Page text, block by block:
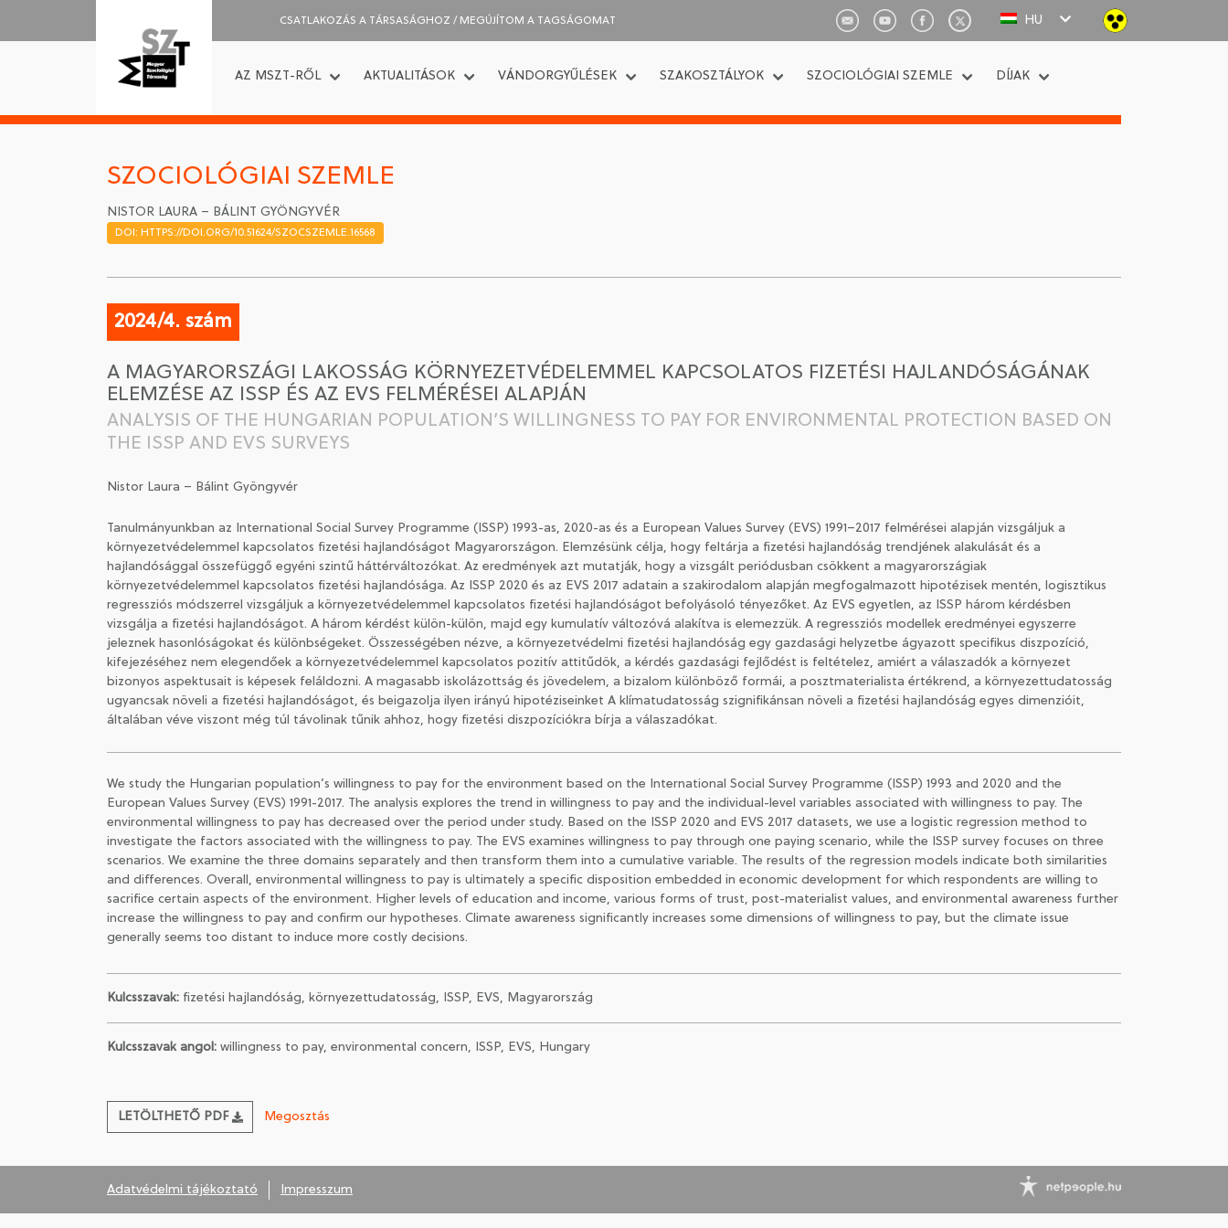
CSATLAKOZÁS A TÁRSASÁGHOZ / MEGÚJÍTOM A TAGSÁGOMAT HU
AZ MSZT-RŐL AKTUALITÁSOK VÁNDORGYŰLÉSEK SZAKOSZTÁLYOK SZOCIOLÓGIAI SZEMLE DÍJAK
SZOCIOLÓGIAI SZEMLE
NISTOR LAURA – BÁLINT GYÖNGYVÉR
DOI: HTTPS://DOI.ORG/10.51624/SZOCSZEMLE.16568
2024/4. szám
A MAGYARORSZÁGI LAKOSSÁG KÖRNYEZETVÉDELEMMEL KAPCSOLATOS FIZETÉSI HAJLANDÓSÁGÁNAK
ELEMZÉSE AZ ISSP ÉS AZ EVS FELMÉRÉSEI ALAPJÁN
ANALYSIS OF THE HUNGARIAN POPULATION’S WILLINGNESS TO PAY FOR ENVIRONMENTAL PROTECTION BASED ON
THE ISSP AND EVS SURVEYS
Nistor Laura – Bálint Gyöngyvér
Tanulmányunkban az International Social Survey Programme (ISSP) 1993-as, 2020-as és a European Values Survey (EVS) 1991–2017 felmérései alapján vizsgáljuk a
környezetvédelemmel kapcsolatos fizetési hajlandóságot Magyarországon. Elemzésünk célja, hogy feltárja a fizetési hajlandóság trendjének alakulását és a
hajlandósággal összefüggő egyéni szintű háttérváltozókat. Az eredmények azt mutatják, hogy a vizsgált periódusban csökkent a magyarországiak
környezetvédelemmel kapcsolatos fizetési hajlandósága. Az ISSP 2020 és az EVS 2017 adatain a szakirodalom alapján megfogalmazott hipotézisek mentén, logisztikus
regressziós módszerrel vizsgáljuk a környezetvédelemmel kapcsolatos fizetési hajlandóságot befolyásoló tényezőket. Az EVS egyetlen, az ISSP három kérdésben
vizsgálja a fizetési hajlandóságot. A három kérdést külön-külön, majd egy kumulatív változóvá alakítva is elemezzük. A regressziós modellek eredményei egyszerre
jeleznek hasonlóságokat és különbségeket. Összességében nézve, a környezetvédelmi fizetési hajlandóság egy gazdasági helyzetbe ágyazott specifikus diszpozíció,
kifejezéséhez nem elegendőek a környezetvédelemmel kapcsolatos pozitív attitűdök, a kérdés gazdasági fejlődést is feltételez, amiért a válaszadók a környezet
bizonyos aspektusait is képesek feláldozni. A magasabb iskolázottság és jövedelem, a bizalom különböző formái, a posztmaterialista értékrend, a környezettudatosság
ugyancsak növeli a fizetési hajlandóságot, és beigazolja ilyen irányú hipotéziseinket A klímatudatosság szignifikánsan növeli a fizetési hajlandóság egyes dimenzióit,
általában véve viszont még túl távolinak tűnik ahhoz, hogy fizetési diszpozíciókra bírja a válaszadókat.
We study the Hungarian population’s willingness to pay for the environment based on the International Social Survey Programme (ISSP) 1993 and 2020 and the
European Values Survey (EVS) 1991-2017. The analysis explores the trend in willingness to pay and the individual-level variables associated with willingness to pay. The
environmental willingness to pay has decreased over the period under study. Based on the ISSP 2020 and EVS 2017 datasets, we use a logistic regression method to
investigate the factors associated with the willingness to pay. The EVS examines willingness to pay through one paying scenario, while the ISSP survey focuses on three
scenarios. We examine the three domains separately and then transform them into a cumulative variable. The results of the regression models indicate both similarities
and differences. Overall, environmental willingness to pay is ultimately a specific disposition embedded in economic development for which respondents are willing to
sacrifice certain aspects of the environment. Higher levels of education and income, various forms of trust, post-materialist values, and environmental awareness further
increase the willingness to pay and confirm our hypotheses. Climate awareness significantly increases some dimensions of willingness to pay, but the climate issue
generally seems too distant to induce more costly decisions.
Kulcsszavak: fizetési hajlandóság, környezettudatosság, ISSP, EVS, Magyarország
Kulcsszavak angol: willingness to pay, environmental concern, ISSP, EVS, Hungary
LETÖLTHETŐ PDF Megosztás
Adatvédelmi tájékoztató Impresszum